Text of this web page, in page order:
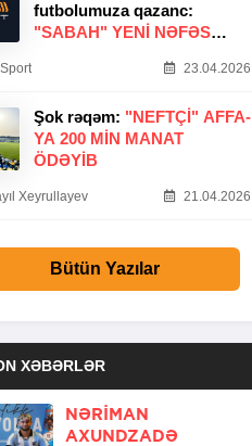
futbolumuza qazanc:
"SABAH" YENI NƏFƏS
23.04.2026
Şok rəqəm: "NEFTÇI" AFFA-
YA 200 MIN MANAT
ÖDƏYIB
Xeyrullayev 21.04.2026
Bütün Yazılar
XƏBƏRLƏR
NƏRIMAN
AXUNDZADƏ